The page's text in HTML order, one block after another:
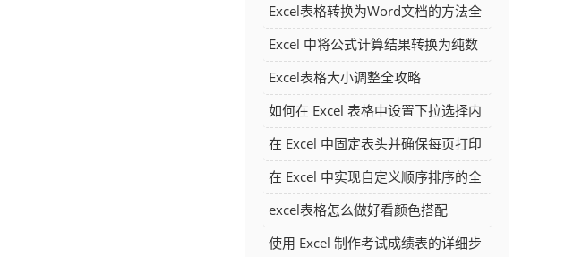
Excel表格转换为Word文档的方法全
解析
Excel 中将公式计算结果转换为纯数
字的多种方法
Excel表格大小调整全攻略
如何在 Excel 表格中设置下拉选择内
容
在 Excel 中固定表头并确保每页打印
时都显示表头的方法详解
在 Excel 中实现自定义顺序排序的全
面指南
excel表格怎么做好看颜色搭配
使用 Excel 制作考试成绩表的详细步